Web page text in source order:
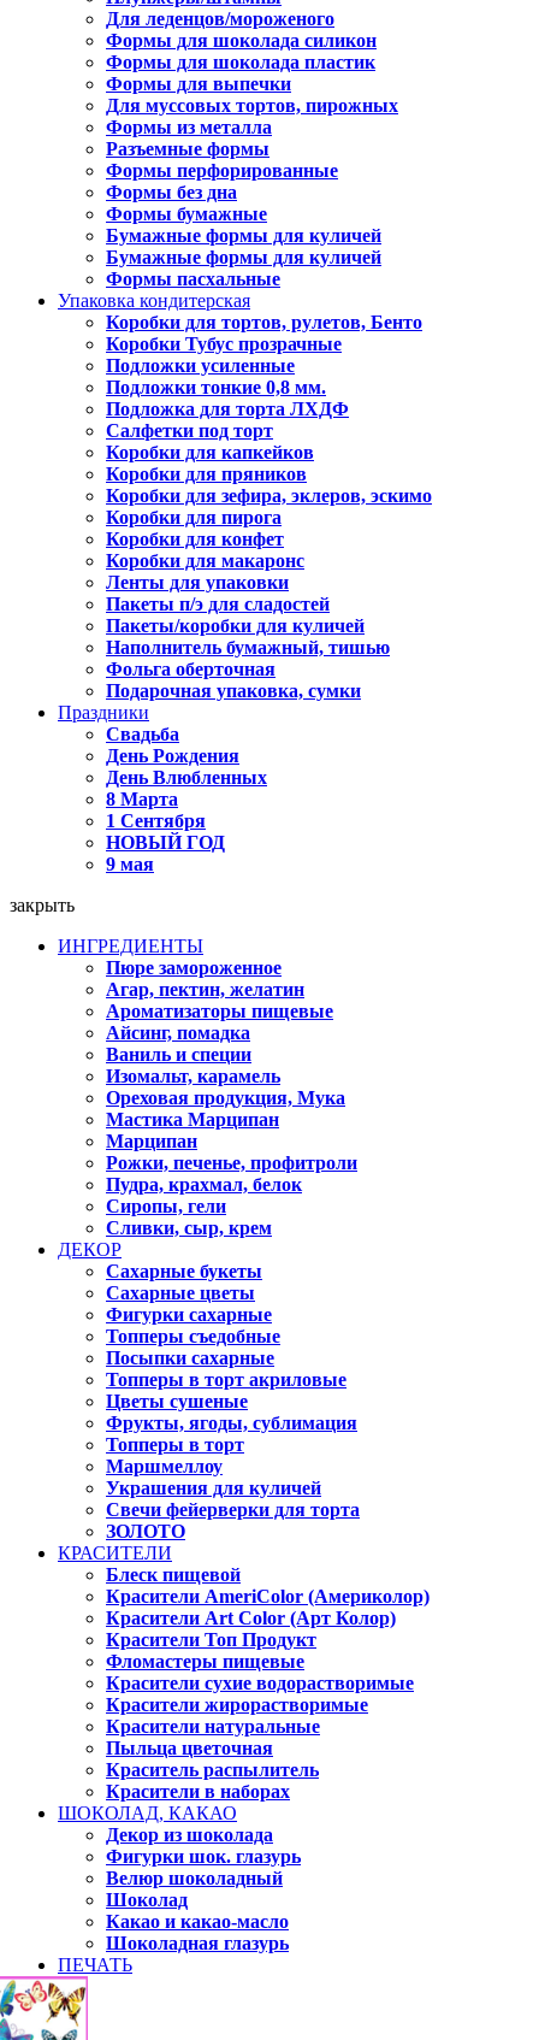
Для леденцов/мороженого
Формы для шоколада силикон
Формы для шоколада пластик
Формы для выпечки
Для муссовых тортов, пирожных
Формы из металла
Разъемные формы
Формы перфорированные
Формы без дна
Формы бумажные
Бумажные формы для куличей
Бумажные формы для куличей
Формы пасхальные
Упаковка кондитерская
Коробки для тортов, рулетов, Бенто
Коробки Тубус прозрачные
Подложки усиленные
Подложки тонкие 0,8 мм.
Подложка для торта ЛХДФ
Салфетки под торт
Коробки для капкейков
Коробки для пряников
Коробки для зефира, эклеров, эскимо
Коробки для пирога
Коробки для конфет
Коробки для макаронс
Ленты для упаковки
Пакеты п/э для сладостей
Пакеты/коробки для куличей
Наполнитель бумажный, тишью
Фольга оберточная
Подарочная упаковка, сумки
Праздники
Свадьба
День Рождения
День Влюбленных
8 Марта
1 Сентября
НОВЫЙ ГОД
9 мая
закрыть
ИНГРЕДИЕНТЫ
Пюре замороженное
Агар, пектин, желатин
Ароматизаторы пищевые
Айсинг, помадка
Ваниль и специи
Изомальт, карамель
Ореховая продукция, Мука
Мастика Марципан
Марципан
Рожки, печенье, профитроли
Пудра, крахмал, белок
Сиропы, гели
Сливки, сыр, крем
ДЕКОР
Сахарные букеты
Сахарные цветы
Фигурки сахарные
Топперы съедобные
Посыпки сахарные
Топперы в торт акриловые
Цветы сушеные
Фрукты, ягоды, сублимация
Топперы в торт
Маршмеллоу
Украшения для куличей
Свечи фейерверки для торта
ЗОЛОТО
КРАСИТЕЛИ
Блеск пищевой
Красители AmeriColor (Америколор)
Красители Art Color (Арт Колор)
Красители Топ Продукт
Фломастеры пищевые
Красители сухие водорастворимые
Красители жирорастворимые
Красители натуральные
Пыльца цветочная
Краситель распылитель
Красители в наборах
ШОКОЛАД, КАКАО
Декор из шоколада
Фигурки шок. глазурь
Велюр шоколадный
Шоколад
Какао и какао-масло
Шоколадная глазурь
ПЕЧАТЬ